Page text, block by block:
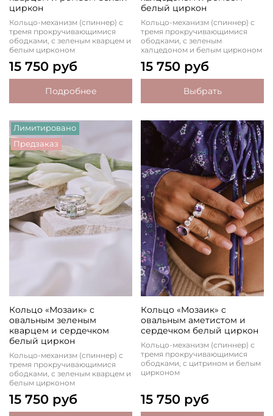
циркон
Кольцо-механизм (спиннер) с
тремя прокручивающимися
ободками, с зеленым кварцем и
белым цирконом
15 750 руб
Подробнее
белый циркон
Кольцо-механизм (спиннер) с
тремя прокручивающимися
ободками, с зеленым
халцедоном и белым цирконом
15 750 руб
Выбрать
Лимитировано
Предзаказ
Кольцо «Мозаик» с
овальным зеленым
кварцем и сердечком
белый циркон
Кольцо-механизм (спиннер) с
тремя прокручивающимися
ободками, с зеленым кварцем и
белым цирконом
15 750 руб
Кольцо «Мозаик» с
овальным аметистом и
сердечком белый циркон
Кольцо-механизм (спиннер) с
тремя прокручивающимися
ободками, с цитрином и белым
цирконом
15 750 руб